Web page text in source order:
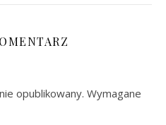
opublikowany. Wymagane